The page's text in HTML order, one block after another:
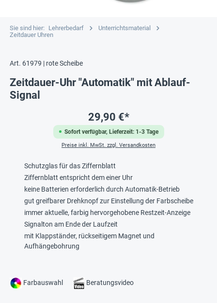
Sie sind hier: Lehrerbedarf
Unterrichtsmaterial
Zeitdauer Uhren
Art. 61979 | rote Scheibe
Zeitdauer-Uhr "Automatik" mit Ablauf-
Signal
Sofort verfügbar, Lieferzeit: 1-3 Tage
29,90 €*
Preise inkl. MwSt. zzgl. Versandkosten
Schutzglas für das Ziffernblatt
Ziffernblatt entspricht dem einer Uhr
keine Batterien erforderlich durch Automatik-Betrieb
gut greifbarer Drehknopf zur Einstellung der Farbscheibe
immer aktuelle, farbig hervorgehobene Restzeit-Anzeige
Signalton am Ende der Laufzeit
mit Klappständer, rückseitigem Magnet und
Aufhängebohrung
Farbauswahl Beratungsvideo